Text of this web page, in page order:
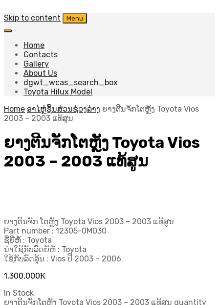
Skip to content Menu
Home
Contacts
Gallery
About Us
dgwt_wcas_search_box
Toyota Hilux Model
Home ອາໄຫຼ່ຊິ້ນສ່ວນຊ່ວງລ່າງ ຍາງຕີນຈັກໂຕຫຼັງ Toyota Vios
2003 – 2003 ແທ້ສູນ
ຍາງຕີນຈັກໂຕຫຼັງ Toyota Vios
2003 – 2003 ແທ້ສູນ
ຍາງຕີນຈັກ ໂຕຫຼັງ Toyota Vios 2003 – 2003 ແທ້ສູນ
Part number : 12305-0M030
ຊື່ຍີ່ຫໍ້ : Toyota
ນຳໃຊ້ກັບລົດຍີ່ຫໍ້ : Toyota
ໃຊ້ກັບລົດລຸ້ນ : Vios ປີ​ 2003 – 2006
1,300,000₭
In Stock
ຍາງຕີນຈັກໂຕຫຼັງ Toyota Vios 2003 – 2003 ແທ້ສູນ quantity